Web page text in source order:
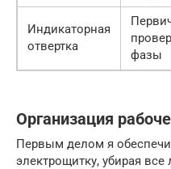
Индикаторная
отвертка
фазы
Организация
Первым делом я
электрощитку, убирая